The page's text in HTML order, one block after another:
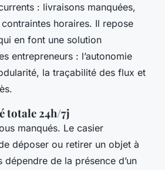
: livraisons manquées,
horaires. Il repose
en font une solution
entrepreneurs : l’autonomie
la traçabilité des flux et
totale 24h/7j
manqués. Le casier
déposer ou retirer un objet à
dépendre de la présence d’un